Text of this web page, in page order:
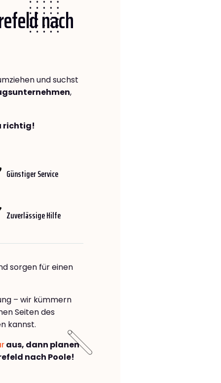
nach
und suchst
,
richtig!
Günstiger Service
Zuverlässige Hilfe
sorgen für einen
– wir kümmern
Seiten des
kannst.
aus, dann planen
nach Poole!